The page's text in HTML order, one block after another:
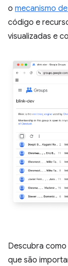
o mecanismo
código e
visualizadas e
Descubra
que são